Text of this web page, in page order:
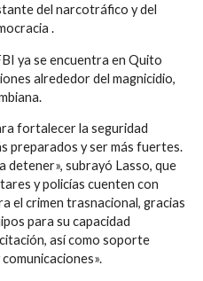
del narcotráfico y del
.
ya se encuentra en Quito
alrededor del magnicidio,
fortalecer la seguridad
preparados y ser más fuertes.
detener», subrayó Lasso, que
y policías cuenten con
el crimen trasnacional, gracias
para su capacidad
así como soporte